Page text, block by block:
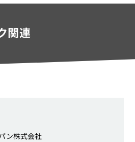
関連
ン株式会社